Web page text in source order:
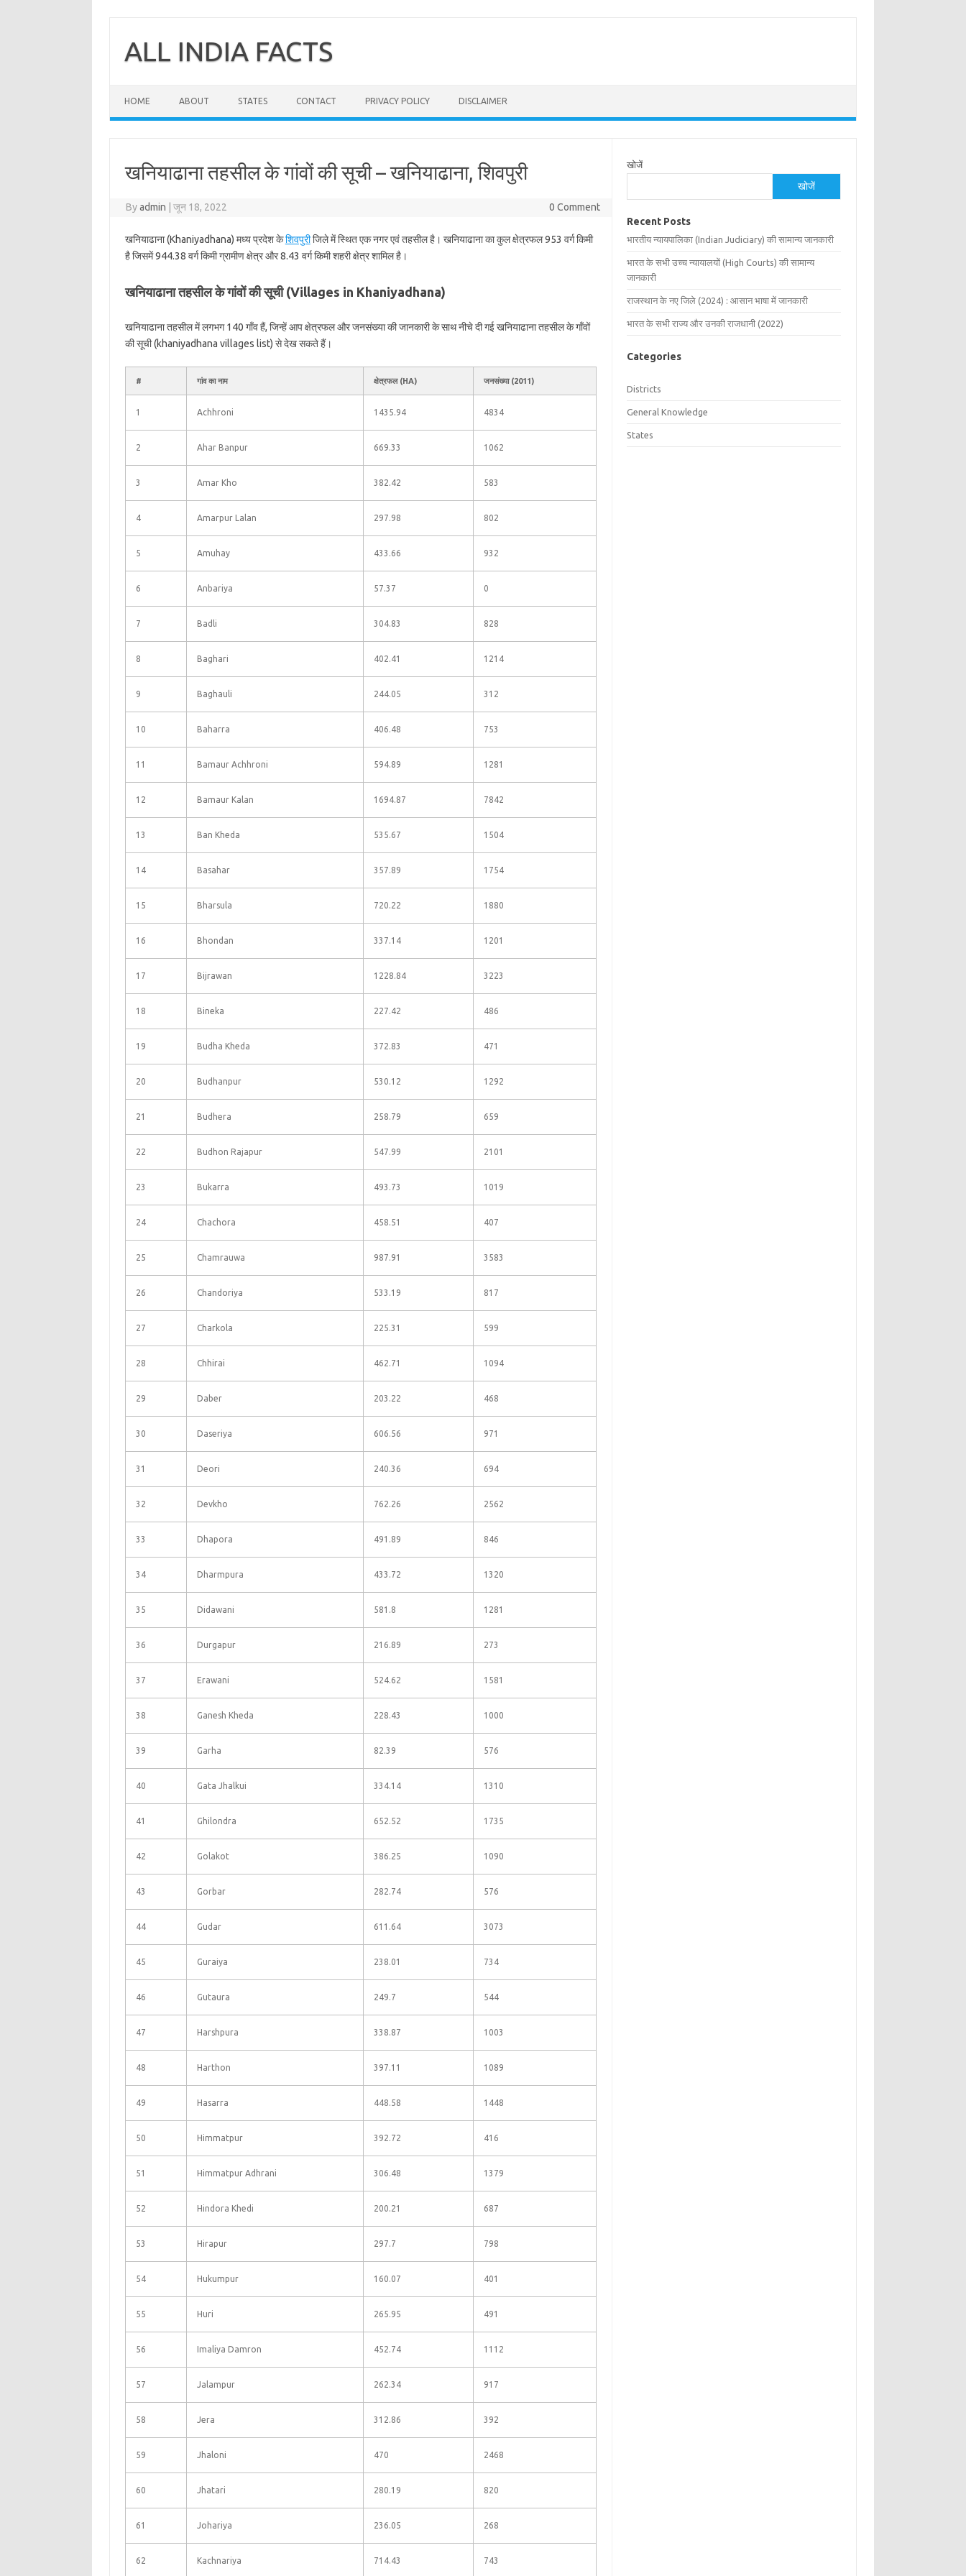
contentALL INDIA FACTS
HOME ABOUT STATES CONTACT PRIVACY POLICY DISCLAIMER
खनियाढाना तहसील के गांवों की सूची – खनियाढाना, शिवपुरी
Byadmin जून 18, 2022 0 Comment
खनियाढाना (Khaniyadhana) मध्य प्रदेश केशिवपुरीजिले में स्थित एक नगर एवं तहसील है। खनियाढाना का कुल क्षेत्रफल 953 वर्ग किमी
है जिसमें 944.38 वर्ग किमी ग्रामीण क्षेत्र और 8.43 वर्ग किमी शहरी क्षेत्र शामिल है।
खनियाढाना तहसील के गांवों की सूची (Villages in Khaniyadhana)
खनियाढाना तहसील में लगभग 140 गाँव हैं, जिन्हें आप क्षेत्रफल और जनसंख्या की जानकारी के साथ नीचे दी गई खनियाढाना तहसील के गाँवों
की सूची (khaniyadhana villages list) से देख सकते हैं।
# गांव का नाम क्षेत्रफल (HA) जनसंख्या (2011)
1 Achhroni 1435.94 4834
2 Ahar Banpur 669.33 1062
3 Amar Kho 382.42 583
4 Amarpur Lalan 297.98 802
5 Amuhay 433.66 932
6 Anbariya 57.37 0
7 Badli 304.83 828
8 Baghari 402.41 1214
9 Baghauli 244.05 312
10 Baharra 406.48 753
11 Bamaur Achhroni 594.89 1281
12 Bamaur Kalan 1694.87 7842
13 Ban Kheda 535.67 1504
14 Basahar 357.89 1754
15 Bharsula 720.22 1880
16 Bhondan 337.14 1201
17 Bijrawan 1228.84 3223
18 Bineka 227.42 486
19 Budha Kheda 372.83 471
20 Budhanpur 530.12 1292
21 Budhera 258.79 659
22 Budhon Rajapur 547.99 2101
23 Bukarra 493.73 1019
24 Chachora 458.51 407
25 Chamrauwa 987.91 3583
26 Chandoriya 533.19 817
27 Charkola 225.31 599
28 Chhirai 462.71 1094
29 Daber 203.22 468
30 Daseriya 606.56 971
31 Deori 240.36 694
32 Devkho 762.26 2562
33 Dhapora 491.89 846
34 Dharmpura 433.72 1320
35 Didawani 581.8 1281
36 Durgapur 216.89 273
37 Erawani 524.62 1581
38 Ganesh Kheda 228.43 1000
39 Garha 82.39 576
40 Gata Jhalkui 334.14 1310
41 Ghilondra 652.52 1735
42 Golakot 386.25 1090
43 Gorbar 282.74 576
44 Gudar 611.64 3073
45 Guraiya 238.01 734
46 Gutaura 249.7 544
47 Harshpura 338.87 1003
48 Harthon 397.11 1089
49 Hasarra 448.58 1448
50 Himmatpur 392.72 416
51 Himmatpur Adhrani 306.48 1379
52 Hindora Khedi 200.21 687
53 Hirapur 297.7 798
54 Hukumpur 160.07 401
55 Huri 265.95 491
56 Imaliya Damron 452.74 1112
57 Jalampur 262.34 917
58 Jera 312.86 392
59 Jhaloni 470 2468
60 Jhatari 280.19 820
61 Johariya 236.05 268
62 Kachnariya 714.43 743
खोजें
खोजें
Recent Posts
भारतीय न्यायपालिका (Indian Judiciary) की सामान्य जानकारी
भारत के सभी उच्च न्यायालयों (High Courts) की सामान्य
जानकारी
राजस्थान के नए जिले (2024) : आसान भाषा में जानकारी
भारत के सभी राज्य और उनकी राजधानी (2022)
Categories
Districts
General Knowledge
States